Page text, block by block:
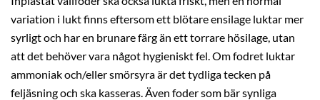
variation i lukt finns eftersom ett blötare ensilage luktar mer
syrligt och har en brunare färg än ett torrare hösilage, utan
att det behöver vara något hygieniskt fel. Om fodret luktar
ammoniak och/eller smörsyra är det tydliga tecken på
feljäsning och ska kasseras. Även foder som bär synliga